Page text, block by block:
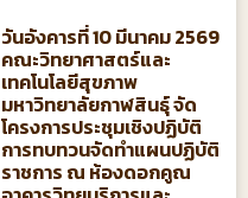
วันอังคารที่ 10 มีนาคม 2569
คณะวิทยาศาสตร์และ
เทคโนโลยีสุขภาพ
มหาวิทยาลัยกาฬสินธุ์ จัด
โครงการประชุมเชิงปฏิบัติ
การทบทวนจัดทําแผนปฏิบัติ
ราชการ ณ ห้องดอกคูณ